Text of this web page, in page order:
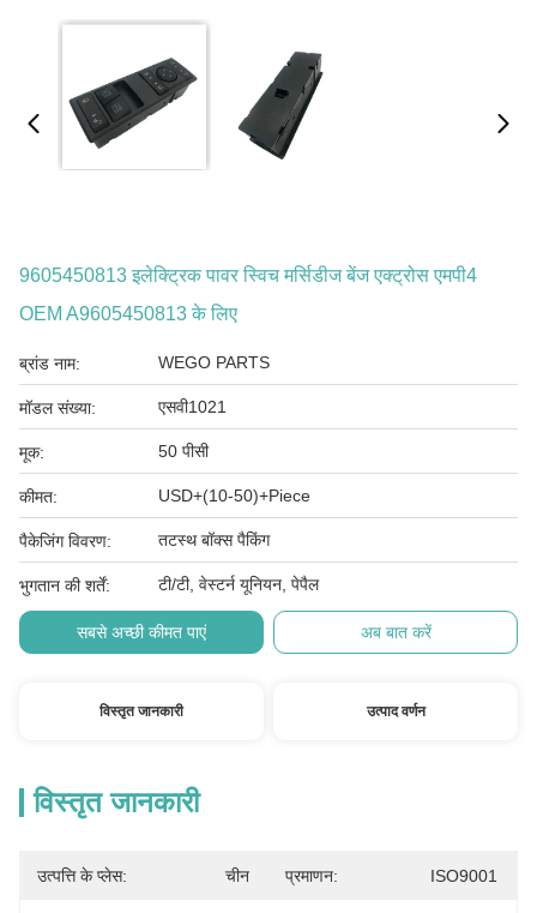
9605450813 इलेक्ट्रिक पावर स्विच मर्सिडीज बेंज एक्ट्रोस एमपी4
OEM A9605450813 के लिए
ब्रांड नाम: WEGO PARTS
मॉडल संख्या: एसवी1021
मूक: 50 पीसी
कीमत: USD+(10-50)+Piece
पैकेजिंग विवरण: तटस्थ बॉक्स पैकिंग
भुगतान की शर्तें: टी/टी, वेस्टर्न यूनियन, पेपैल
सबसे अच्छी कीमत पाएं अब बात करें
विस्तृत जानकारी उत्पाद वर्णन
विस्तृत जानकारी
उत्पत्ति के प्लेस: चीन प्रमाणन: ISO9001